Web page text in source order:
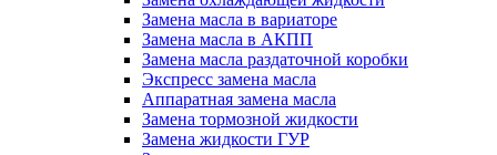
Замена масла в вариаторе
Замена масла в АКПП
Замена масла раздаточной коробки
Экспресс замена масла
Аппаратная замена масла
Замена тормозной жидкости
Замена жидкости ГУР